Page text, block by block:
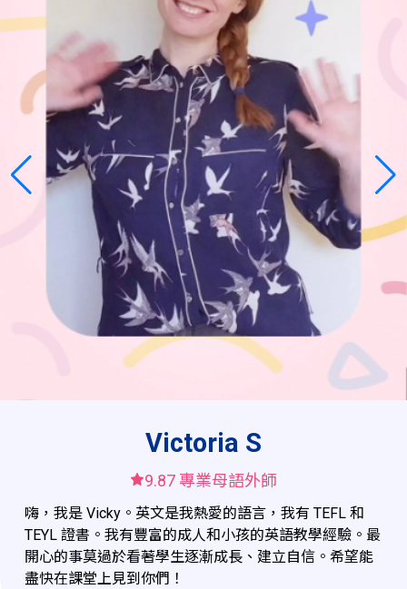
Jessica G
9.79 專業母語外師
哈囉！我是 Jessica，今年 24 歲，擁有心理學及教育學
位。我幽默風趣，又有創造力，而且極具耐心，有著兩
年以上的幼兒及青少年英語教學經驗，期待能和你在課
程中相遇！